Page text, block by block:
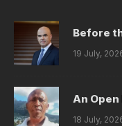
Before
19 July,
An
18 July,